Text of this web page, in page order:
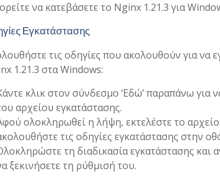
να κατεβάσετε το Nginx 1.21.3 για
Εγκατάστασης
τις οδηγίες που ακολουθούν για να
1.21.3 στα Windows:
κλικ στον σύνδεσμο ‘Εδώ’ παραπάνω για
αρχείου εγκατάστασης.
ολοκληρωθεί η λήψη, εκτελέστε το αρχείο
τις οδηγίες εγκατάστασης στην
τη διαδικασία εγκατάστασης και
ξεκινήσετε τη ρύθμισή του.